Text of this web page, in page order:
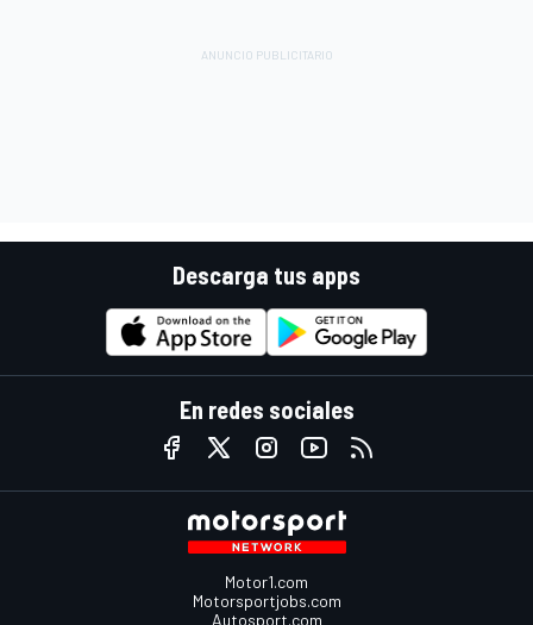
Descarga tus apps
En redes sociales
Motor1.com
Motorsportjobs.com
Autosport.com